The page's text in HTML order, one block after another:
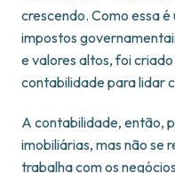
crescendo. Como essa
impostos
e valores altos, foi
contabilidade para lidar
A contabilidade, então,
imobiliárias, mas não se
trabalha com os